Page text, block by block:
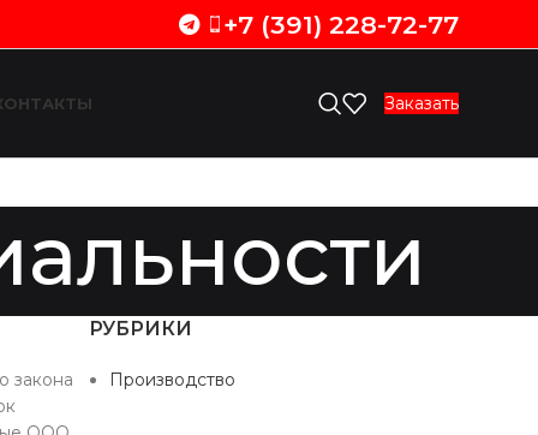
+7 (391) 228-72-77
Заказать
закона
РУБРИКИ
Производство